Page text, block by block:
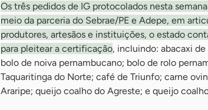
Os três pedidos de IG protocolados nesta
meio da parceria do Sebrae/PE e Adepe, em
produtores, artesãos e instituições, o estado
para pleitear a certificação, incluindo: abacaxi
bolo de noiva pernambucano; bolo de rolo
Taquaritinga do Norte; café de Triunfo; carne
Araripe; queijo coalho do Agreste; e queijo